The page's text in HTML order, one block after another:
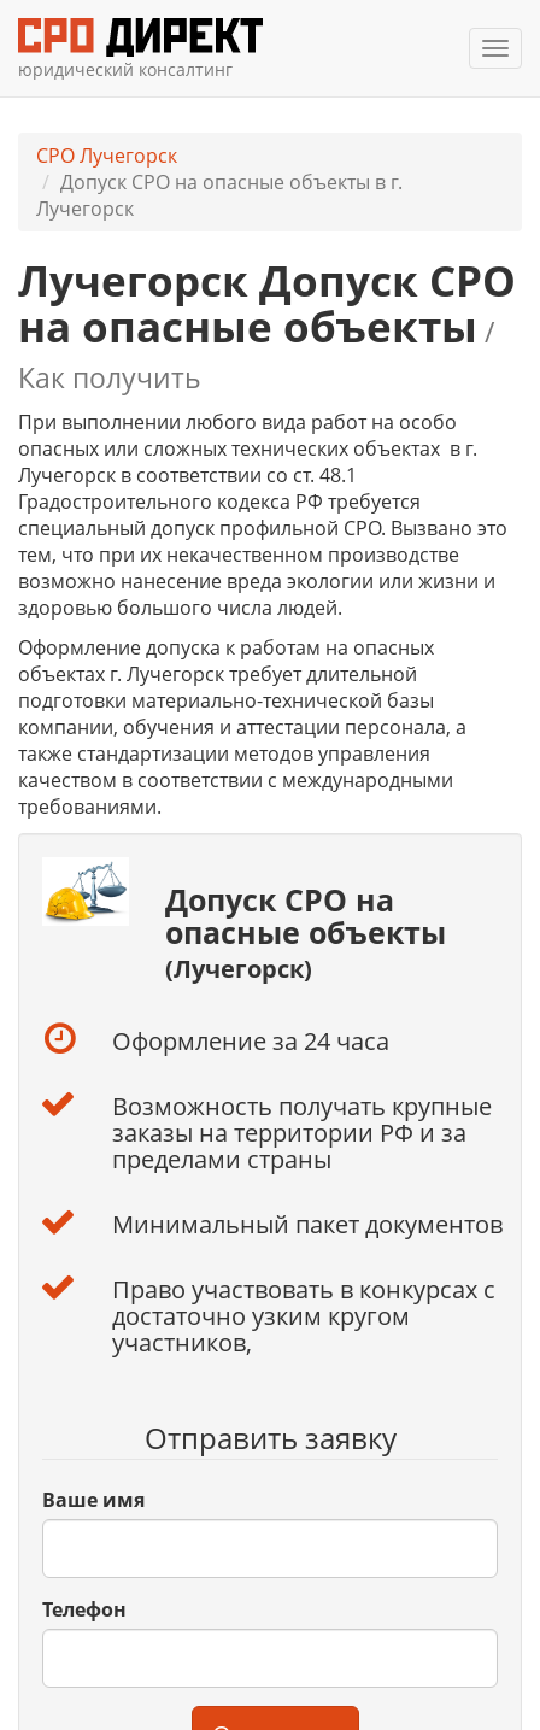
юридический консалтинг
СРО Лучегорск
Допуск СРО на опасные объекты в г.
Лучегорск
Лучегорск Допуск СРО
на опасные объекты /
Как получить
При выполнении любого вида работ на особо
опасных или сложных технических объектах в г.
Лучегорск в соответствии со ст. 48.1
Градостроительного кодекса РФ требуется
специальный допуск профильной СРО. Вызвано это
тем, что при их некачественном производстве
возможно нанесение вреда экологии или жизни и
здоровью большого числа людей.
Оформление допуска к работам на опасных
объектах г. Лучегорск требует длительной
подготовки материально-технической базы
компании, обучения и аттестации персонала, а
также стандартизации методов управления
качеством в соответствии с международными
требованиями.
Допуск СРО на
опасные объекты
(Лучегорск)
Оформление за 24 часа
Возможность получать крупные
заказы на территории РФ и за
пределами страны
Минимальный пакет документов
Право участвовать в конкурсах с
достаточно узким кругом
участников,
Отправить заявку
Ваше имя
Телефон